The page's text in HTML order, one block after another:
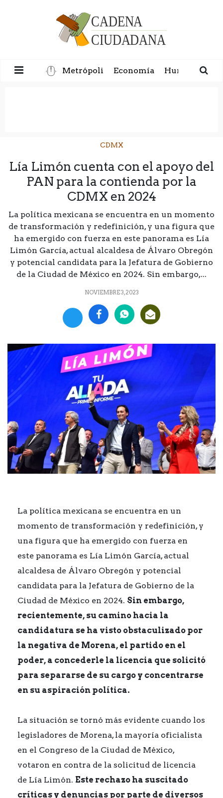
Metrópoli Economía Humanidad
CDMX
Lía Limón cuenta con el apoyo del
PAN para la contienda por la
CDMX en 2024
La política mexicana se encuentra en un momento
de transformación y redefinición, y una figura que
ha emergido con fuerza en este panorama es Lía
Limón García, actual alcaldesa de Álvaro Obregón
y potencial candidata para la Jefatura de Gobierno
de la Ciudad de México en 2024. Sin embargo,...
NOVIEMBRE 3, 2023
La política mexicana se encuentra en un
momento de transformación y redefinición, y
una figura que ha emergido con fuerza en
este panorama es Lía Limón García, actual
alcaldesa de Álvaro Obregón y potencial
candidata para la Jefatura de Gobierno de la
Ciudad de México en 2024. Sin embargo,
recientemente, su camino hacia la
candidatura se ha visto obstaculizado por
la negativa de Morena, el partido en el
poder, a concederle la licencia que solicitó
para separarse de su cargo y concentrarse
en su aspiración política.
La situación se tornó más evidente cuando los
legisladores de Morena, la mayoría oficialista
en el Congreso de la Ciudad de México,
votaron en contra de la solicitud de licencia
de Lía Limón. Este rechazo ha suscitado
críticas y denuncias por parte de diversos